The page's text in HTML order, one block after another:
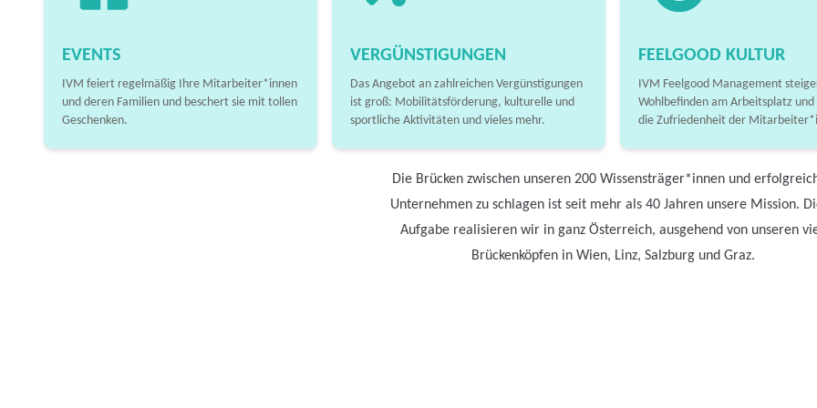
EVENTS
IVM feiert regelmäßig Ihre Mitarbeiter*innen
und deren Familien und beschert sie mit tollen
Geschenken.
VERGÜNSTIGUNGEN
Das Angebot an zahlreichen Vergünstigungen
ist groß: Mobilitätsförderung, kulturelle und
sportliche Aktivitäten und vieles mehr.
FEELGOOD KULTUR
IVM Feelgood Management
Wohlbefinden am Arbeitsplatz und
die Zufriedenheit der
Die Brücken zwischen unseren 200 Wissensträger*innen und
Unternehmen zu schlagen ist seit mehr als 40 Jahren unsere Mission.
Aufgabe realisieren wir in ganz Österreich, ausgehend von unseren
Brückenköpfen in Wien, Linz, Salzburg und Graz.